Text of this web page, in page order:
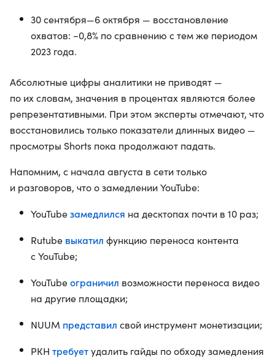
30 сентября—6 октября — восстановление
охватов: −0,8% по сравнению с тем же периодом
2023 года.
Абсолютные цифры аналитики не приводят —
по их словам, значения в процентах являются более
репрезентативными. При этом эксперты отмечают, что
восстановились только показатели длинных видео —
просмотры Shorts пока продолжают падать.
Напомним, с начала августа в сети только
и разговоров, что о замедлении YouTube:
YouTubeзамедлился на десктопах почти в 10 раз;
Rutube выкатил функцию переноса контента
с YouTube;
YouTubeограничил возможности переноса видео
на другие площадки;
NUUM представил свой инструмент монетизации;
РКН требуетудалить гайды по обходу замедления